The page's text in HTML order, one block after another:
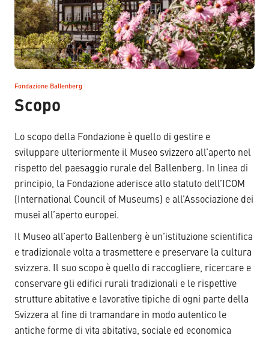
Fondazione Ballenberg
–
Scopo
Lo scopo della Fondazione è quello di gestire e
sviluppare ulteriormente il Museo svizzero all’aperto nel
rispetto del paesaggio rurale del Ballenberg. In linea di
principio, la Fondazione aderisce allo statuto dell’ICOM
(International Council of Museums) e all’Associazione dei
musei all’aperto europei.
Il Museo all’aperto Ballenberg è un’istituzione scientifica
e tradizionale volta a trasmettere e preservare la cultura
svizzera. Il suo scopo è quello di raccogliere, ricercare e
conservare gli edifici rurali tradizionali e le rispettive
strutture abitative e lavorative tipiche di ogni parte della
Svizzera al fine di tramandare in modo autentico le
antiche forme di vita abitativa, sociale ed economica